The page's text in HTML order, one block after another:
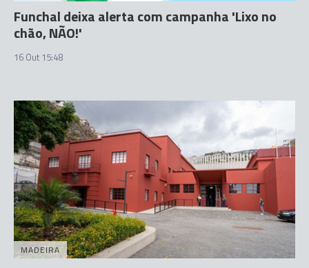
Funchal deixa alerta com campanha 'Lixo no
chão, NÃO!'
16 Out 15:48
MADEIRA